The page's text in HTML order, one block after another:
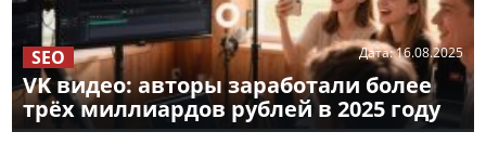
VK видео: авторы заработали более
трёх миллиардов рублей в 2025 году
Дата:16.08.2025
SEO